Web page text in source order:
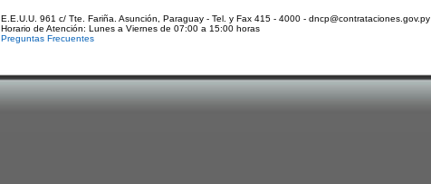
E.E.U.U. 961 c/ Tte. Fariña. Asunción, Paraguay - Tel. y Fax 415 - 4000 - dncp@contrataciones.gov.py
Horario de Atención: Lunes a Viernes de 07:00 a 15:00 horas
Preguntas Frecuentes